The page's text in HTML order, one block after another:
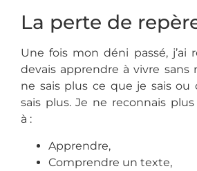
La perte de
Une fois mon déni passé, j’ai
devais apprendre à vivre sans
ne sais plus ce que je sais ou
sais plus. Je ne reconnais
à :
Apprendre,
Comprendre un texte,